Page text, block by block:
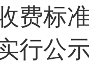
费标
行公